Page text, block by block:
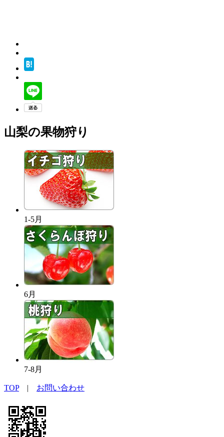
山梨の果物狩り
1-5月
6月
7-8月
TOP| お問い合わせ